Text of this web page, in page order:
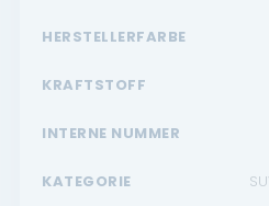
HERSTELLERFARBE
KRAFTSTOFF
INTERNE NUMMER
KATEGORIE